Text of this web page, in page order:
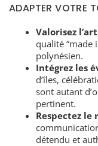
ADAPTER VOTRE
Valorisez
qualité “made
polynésien.
Intégrez les
d’îles,
sont autant
pertinent.
Respectez
détendu et